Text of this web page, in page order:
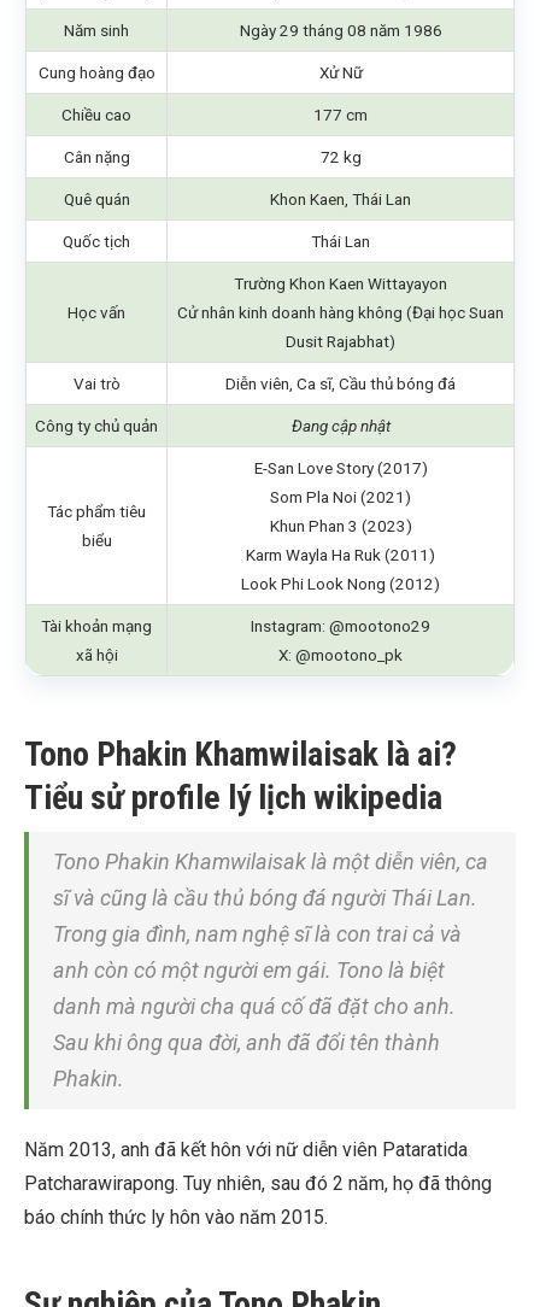
Năm sinh Ngày 29 tháng 08 năm 1986
Cung hoàng đạo Xử Nữ
Chiều cao 177 cm
Cân nặng 72 kg
Quê quán Khon Kaen, Thái Lan
Quốc tịch Thái Lan
Học vấn
Trường Khon Kaen Wittayayon
Cử nhân kinh doanh hàng không (Đại học Suan
Dusit Rajabhat)
Vai trò Diễn viên, Ca sĩ, Cầu thủ bóng đá
Công ty chủ quản Đang cập nhật
Tác phẩm tiêu
biểu
E-San Love Story (2017)
Som Pla Noi (2021)
Khun Phan 3 (2023)
Karm Wayla Ha Ruk (2011)
Look Phi Look Nong (2012)
Tài khoản mạng
xã hội
Instagram: @mootono29
X: @mootono_pk
Tono Phakin Khamwilaisak là ai?
Tiểu sử profile lý lịch wikipedia
Tono Phakin Khamwilaisak là một diễn viên, ca
sĩ và cũng là cầu thủ bóng đá người Thái Lan.
Trong gia đình, nam nghệ sĩ là con trai cả và
anh còn có một người em gái. Tono là biệt
danh mà người cha quá cố đã đặt cho anh.
Sau khi ông qua đời, anh đã đổi tên thành
Phakin.
Năm 2013, anh đã kết hôn với nữ diễn viên Pataratida
Patcharawirapong. Tuy nhiên, sau đó 2 năm, họ đã thông
báo chính thức ly hôn vào năm 2015.